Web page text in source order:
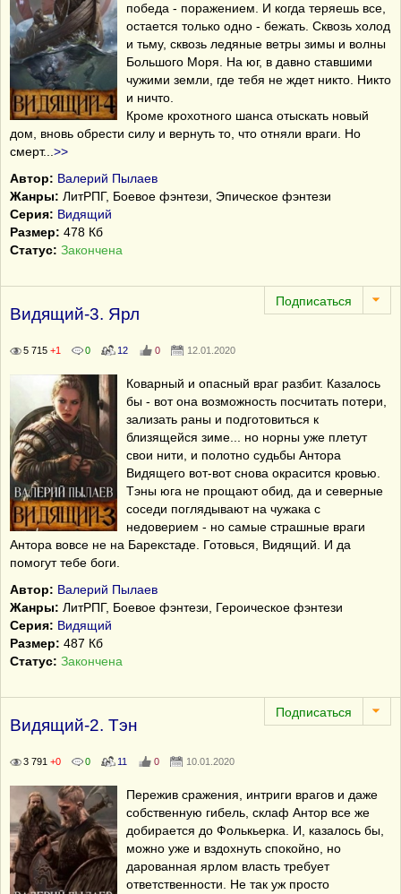
победа - поражением. И когда теряешь все,
остается только одно - бежать. Сквозь холод
и тьму, сквозь ледяные ветры зимы и волны
Большого Моря. На юг, в давно ставшими
чужими земли, где тебя не ждет никто. Никто
и ничто.
Кроме крохотного шанса отыскать новый
дом, вновь обрести силу и вернуть то, что отняли враги. Но
смерт... >>
Автор: Валерий Пылаев
Жанры: ЛитРПГ, Боевое фэнтези, Эпическое фэнтези
Серия: Видящий
Размер: 478 Кб
Статус: Закончена
Видящий-3. Ярл
5 715 +1 0 12 0 12.01.2020
Коварный и опасный враг разбит. Казалось
бы - вот она возможность посчитать потери,
зализать раны и подготовиться к
близящейся зиме... но норны уже плетут
свои нити, и полотно судьбы Антора
Видящего вот-вот снова окрасится кровью.
Тэны юга не прощают обид, да и северные
соседи поглядывают на чужака с
недоверием - но самые страшные враги
Антора вовсе не на Барекстаде. Готовься, Видящий. И да
помогут тебе боги.
Автор: Валерий Пылаев
Жанры: ЛитРПГ, Боевое фэнтези, Героическое фэнтези
Серия: Видящий
Размер: 487 Кб
Статус: Закончена
Видящий-2. Тэн
3 791 +0 0 11 0 10.01.2020
Пережив сражения, интриги врагов и даже
собственную гибель, склаф Антор все же
добирается до Фолькьерка. И, казалось бы,
можно уже и вздохнуть спокойно, но
дарованная ярлом власть требует
ответственности. Не так уж просто